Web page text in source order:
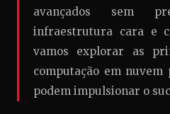
avançados sem
infraestrutura cara e
vamos explorar as
computação em nuvem
podem impulsionar o